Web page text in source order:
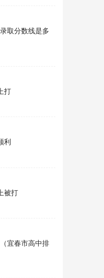
取分数线是多
打
利
被打
宜春市高中排